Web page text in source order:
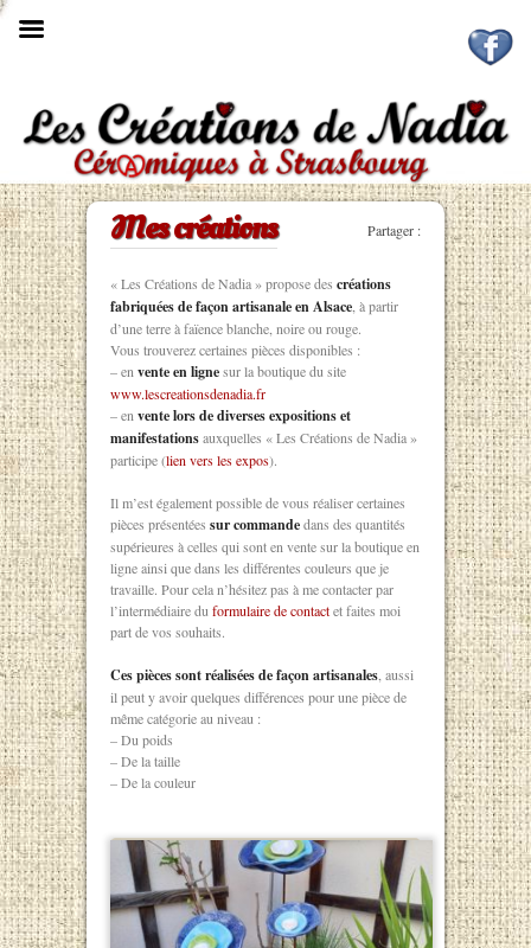

Partager :
Mes créations
« Les Créations de Nadia » propose des créations
fabriquées de façon artisanale en Alsace, à partir
d’une terre à faïence blanche, noire ou rouge.
Vous trouverez certaines pièces disponibles :
– envente en lignesur la boutique du site
www.lescreationsdenadia.fr
– envente lors de diverses expositions et
manifestationsauxquelles « Les Créations de Nadia »
participe (lien vers les expos).
Il m’est également possible de vous réaliser certaines
pièces présentées sur commandedans des quantités
supérieures à celles qui sont en vente sur la boutique en
ligne ainsi que dans les différentes couleurs que je
travaille. Pour cela n’hésitez pas à me contacter par
l’intermédiaire duformulaire de contactet faites moi
part de vos souhaits.
Ces pièces sont réalisées de façon artisanales, aussi
il peut y avoir quelques différences pour une pièce de
même catégorie au niveau :
– Du poids
– De la taille
– De la couleur